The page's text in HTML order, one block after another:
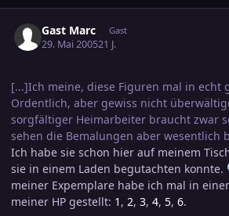
Gast Marc Gast
29. Mai 200521 J.
[...]Ich meine, diese Figuren mal in echt
Ordentlich, aber gewiss nicht
sorgfältiger Heimarbeiter braucht zwar
sehen die Bemalungen aber wesentlich
Ich habe sie schon hier auf meinem
sie in einem Laden begutachten konnte.
meiner Expemplare habe ich mal in
meiner HP gestellt: 1 , 2, 3, 4, 5, 6.